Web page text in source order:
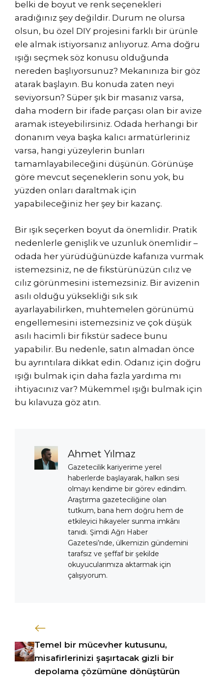
belki de boyut ve renk seçenekleri
aradığınız şey değildir. Durum ne olursa
olsun, bu özel DIY projesini farklı bir ürünle
ele almak istiyorsanız anlıyoruz. Ama doğru
ışığı seçmek söz konusu olduğunda
nereden başlıyorsunuz? Mekanınıza bir göz
atarak başlayın. Bu konuda zaten neyi
seviyorsun? Süper şık bir masanız varsa,
daha modern bir ifade parçası olan bir avize
aramak isteyebilirsiniz. Odada herhangi bir
donanım veya başka kalıcı armatürleriniz
varsa, hangi yüzeylerin bunları
tamamlayabileceğini düşünün. Görünüşe
göre mevcut seçeneklerin sonu yok, bu
yüzden onları daraltmak için
yapabileceğiniz her şey bir kazanç.
Bir ışık seçerken boyut da önemlidir. Pratik
nedenlerle genişlik ve uzunluk önemlidir –
odada her yürüdüğünüzde kafanıza vurmak
istemezsiniz, ne de fikstürünüzün cılız ve
cılız görünmesini istemezsiniz. Bir avizenin
asılı olduğu yüksekliği sık sık
ayarlayabilirken, muhtemelen görünümü
engellemesini istemezsiniz ve çok düşük
asılı hacimli bir fikstür sadece bunu
yapabilir. Bu nedenle, satın almadan önce
bu ayrıntılara dikkat edin. Odanız için doğru
ışığı bulmak için daha fazla yardıma mı
ihtiyacınız var? Mükemmel ışığı bulmak için
bu kılavuza göz atın.
Ahmet Yılmaz
Gazetecilik kariyerime yerel
haberlerde başlayarak, halkın sesi
olmayı kendime bir görev edindim.
Araştırma gazeteciliğine olan
tutkum, bana hem doğru hem de
etkileyici hikayeler sunma imkânı
tanıdı. Şimdi Ağrı Haber
Gazetesi’nde, ülkemizin gündemini
tarafsız ve şeffaf bir şekilde
okuyucularımıza aktarmak için
çalışıyorum.
Temel bir mücevher kutusunu,
misafirlerinizi şaşırtacak gizli bir
depolama çözümüne dönüştürün